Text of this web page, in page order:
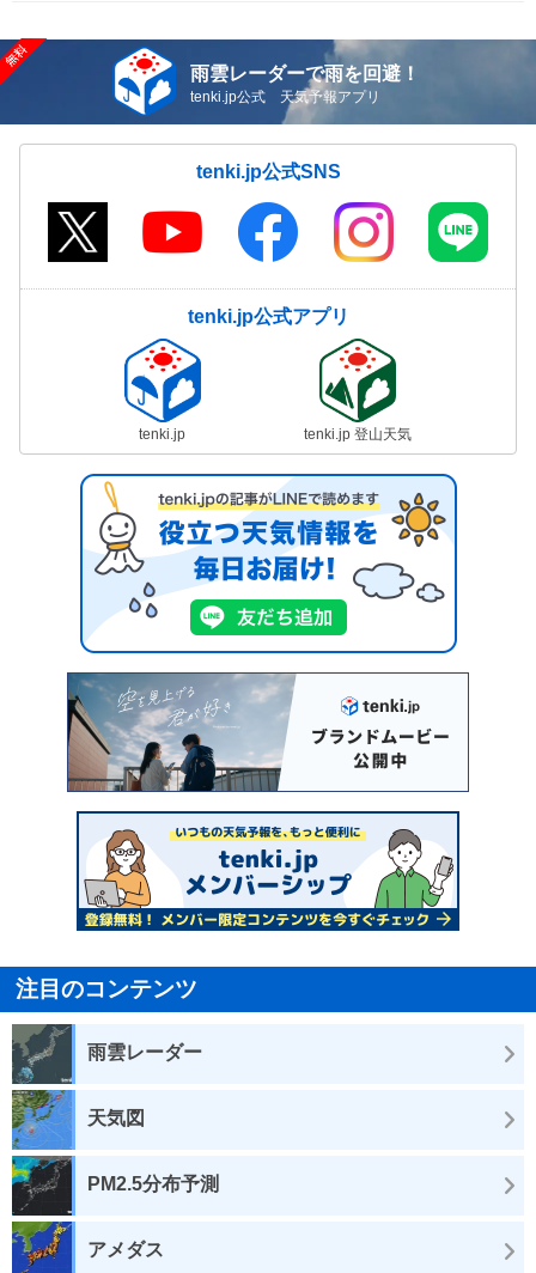
雨雲レーダーで雨を回避！
tenki.jp公式 天気予報アプリ
tenki.jp公式SNS
tenki.jp公式アプリ
tenki.jp tenki.jp 登山天気
注目のコンテンツ
雨雲レーダー
天気図
PM2.5分布予測
アメダス